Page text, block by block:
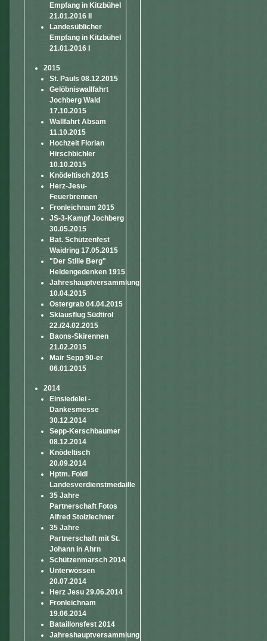
Empfang in Kitzbühel
21.01.2016 II
Landesüblicher
Empfang in Kitzbühel
21.01.2016 I
2015
St. Pauls 08.12.2015
Gelöbniswallfahrt
Jochberg Wald
17.10.2015
Wallfahrt Absam
11.10.2015
Hochzeit Florian
Hirschbichler
10.10.2015
Knödeltisch 2015
Herz-Jesu-
Feuerbrennen
Fronleichnam 2015
JS-3-Kampf Jochberg
30.05.2015
Bat. Schützenfest
Waidring 17.05.2015
"Der Stille Berg"
Heldengedenken 1915
Jahreshauptversammlung
10.04.2015
Ostergrab 04.04.2015
Skiausflug Südtirol
22./24.02.2015
Baons-Skirennen
21.02.2015
Mair Sepp 90-er
06.01.2015
2014
Einsiedelei -
Dankesmesse
30.12.2014
Sepp-Kerschbaumer
08.12.2014
Knödeltisch
20.09.2014
Hptm. Foidl
Landesverdienstmedaille
35 Jahre
Partnerschaft Fotos
Alfred Stolzlechner
35 Jahre
Partnerschaft mit St.
Johann in Ahrn
Schützenmarsch 2014
Unterwössen
20.07.2014
Herz Jesu 29.06.2014
Fronleichnam
19.06.2014
Bataillonsfest 2014
Jahreshauptversammlung